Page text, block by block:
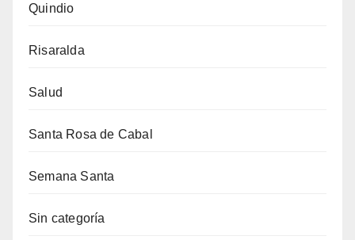
Quindio
Risaralda
Salud
Santa Rosa de Cabal
Semana Santa
Sin categoría